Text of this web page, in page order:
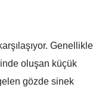
Genellikle
oluşan küçük
gözde sinek